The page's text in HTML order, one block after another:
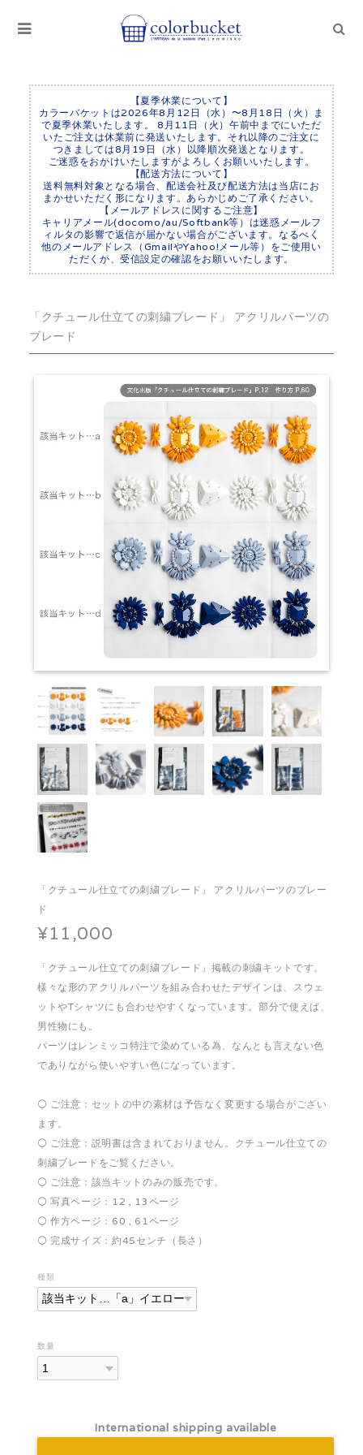
【夏季休業について】
カラーバケットは2026年8月12日（水）〜8月18日（火）ま
で夏季休業いたします。 8月11日（火）午前中までにいただ
いたご注文は休業前に発送いたします。それ以降のご注文に
つきましては8月19日（水）以降順次発送となります。
ご迷惑をおかけいたしますがよろしくお願いいたします。
【配送方法について】
送料無料対象となる場合、配送会社及び配送方法は当店にお
まかせいただく形になります。あらかじめご了承ください。
【メールアドレスに関するご注意】
キャリアメール(docomo/au/Softbank等）は迷惑メールフ
ィルタの影響で返信が届かない場合がございます。なるべく
他のメールアドレス（GmailやYahoo!メール等）をご使用い
ただくか、受信設定の確認をお願いいたします。
「クチュール仕立ての刺繍ブレード」 アクリルパーツの
ブレード
「クチュール仕立ての刺繍ブレード」 アクリルパーツのブレー
ド
¥11,000
「クチュール仕立ての刺繍ブレード」掲載の刺繍キットです。
様々な形のアクリルパーツを組み合わせたデザインは、スウェ
ットやTシャツにも合わせやすくなっています。部分で使えば、
男性物にも。
パーツはレンミッコ特注で染めている為、なんとも言えない色
でありながら使いやすい色になっています。
⚪️ ご注意：セットの中の素材は予告なく変更する場合がござい
ます。
⚪️ ご注意：説明書は含まれておりません。クチュール仕立ての
刺繍ブレードをご覧ください。
⚪️ ご注意：該当キットのみの販売です。
⚪️ 写真ページ：12 , 13ページ
⚪️ 作方ページ：60 , 61ページ
⚪️ 完成サイズ：約45センチ（長さ）
種類
数量
International shipping available